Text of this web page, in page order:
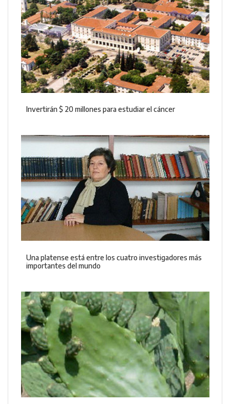
Invertirán $ 20 millones para estudiar el cáncer
Una platense está entre los cuatro investigadores más
importantes del mundo